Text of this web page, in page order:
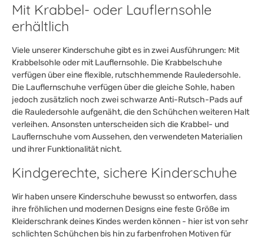
Mit Krabbel- oder Lauflernsohle
erhältlich
Viele unserer Kinderschuhe gibt es in zwei Ausführungen: Mit
Krabbelsohle oder mit Lauflernsohle. Die Krabbelschuhe
verfügen über eine flexible, rutschhemmende Rauledersohle.
Die Lauflernschuhe verfügen über die gleiche Sohle, haben
jedoch zusätzlich noch zwei schwarze Anti-Rutsch-Pads auf
die Rauledersohle aufgenäht, die den Schühchen weiteren Halt
verleihen. Ansonsten unterscheiden sich die Krabbel- und
Lauflernschuhe vom Aussehen, den verwendeten Materialien
und ihrer Funktionalität nicht.
Kindgerechte, sichere Kinderschuhe
Wir haben unsere Kinderschuhe bewusst so entworfen, dass
ihre fröhlichen und modernen Designs eine feste Größe im
Kleiderschrank deines Kindes werden können - hier ist von sehr
schlichten Schühchen bis hin zu farbenfrohen Motiven für